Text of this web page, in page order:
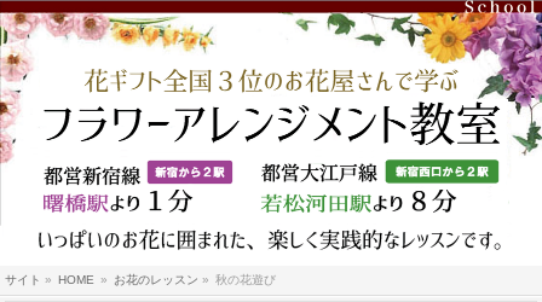
サイト » HOME » お花のレッスン » 秋の花遊び